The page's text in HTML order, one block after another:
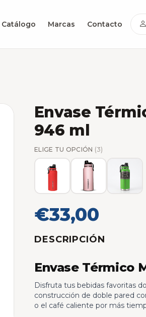
Catálogo Marcas Contacto
Envase
946 ml
ELIGE TU OPCIÓN (3)
€33,00
DESCRIPCIÓN
Envase Térmico
Disfruta tus bebidas favoritas
construcción de doble pared
o el café caliente por más